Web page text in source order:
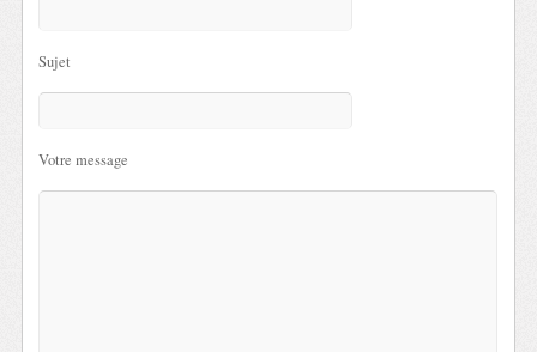
Sujet
Votre message